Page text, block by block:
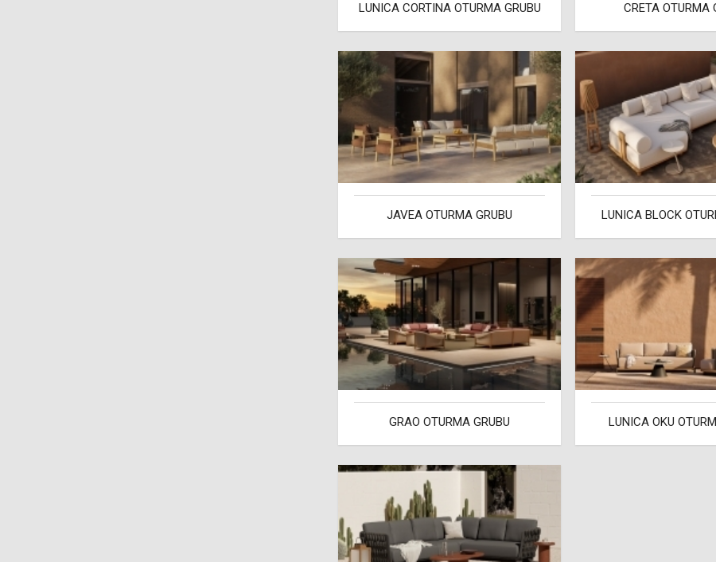
LUNICA CORTINA OTURMA GRUBU CRETA OTURMA
JAVEA OTURMA GRUBU LUNICA BLOCK
GRAO OTURMA GRUBU LUNICA OKU